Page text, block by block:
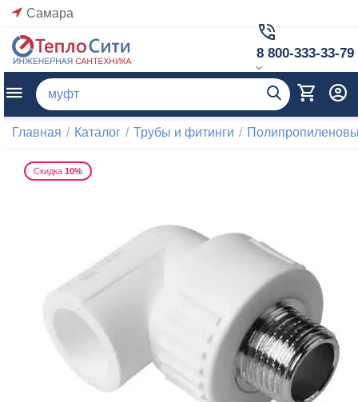
Самара
8 800-333-33-79
Главная / Каталог / Трубы и фитинги /
Скидка 10%